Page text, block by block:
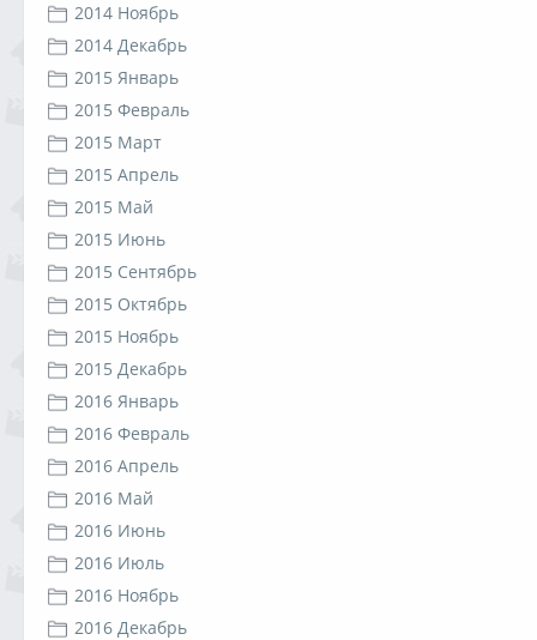
2014 Ноябрь
2014 Декабрь
2015 Январь
2015 Февраль
2015 Март
2015 Апрель
2015 Май
2015 Июнь
2015 Сентябрь
2015 Октябрь
2015 Ноябрь
2015 Декабрь
2016 Январь
2016 Февраль
2016 Апрель
2016 Май
2016 Июнь
2016 Июль
2016 Ноябрь
2016 Декабрь